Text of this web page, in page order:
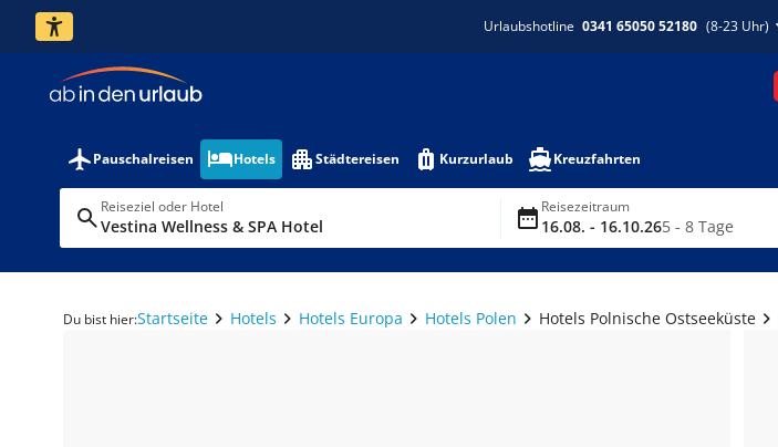
Urlaubshotline 0341 65050 52180 (8-23 Uhr)
Pauschalreisen Hotels Städtereisen Kurzurlaub Kreuzfahrten
Reiseziel oder Hotel
Vestina Wellness & SPA Hotel
Reisezeitraum
16.08. - 16.10.265 - 8 Tage
Du bist hier:Startseite Hotels Hotels Europa Hotels Polen Hotels Polnische Ostseeküste